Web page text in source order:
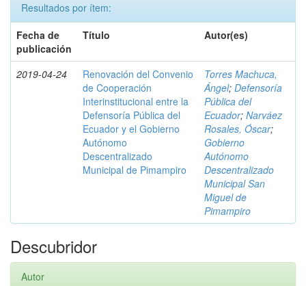
Resultados por ítem:
Fecha de
publicación
Título Autor(es)
2019-04-24
Renovación del Convenio
de Cooperación
Interinstitucional entre la
Defensoría Pública del
Ecuador y el Gobierno
Autónomo
Descentralizado
Municipal de Pimampiro
Torres Machuca,
Ángel; Defensoría
Pública del
Ecuador; Narváez
Rosales, Óscar;
Gobierno
Autónomo
Descentralizado
Municipal San
Miguel de
Pimampiro
Descubridor
Autor